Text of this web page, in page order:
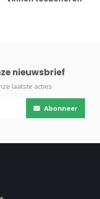
nieuwsbrief
laatste acties
Abonneer